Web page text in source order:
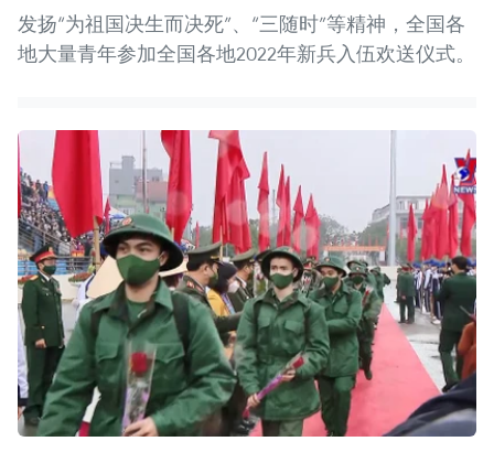
发扬“为祖国决生而决死”、“三随时”等精神，全国各
地大量青年参加全国各地2022年新兵入伍欢送仪式。